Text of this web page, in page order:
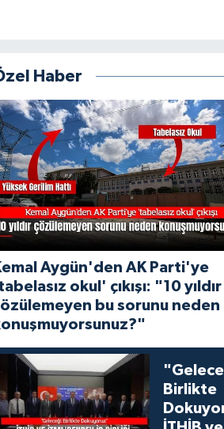
Haber
Aygün'den AK Parti'ye
okul' çıkışı: "10 yıldır
bu sorunu neden
Birlikte